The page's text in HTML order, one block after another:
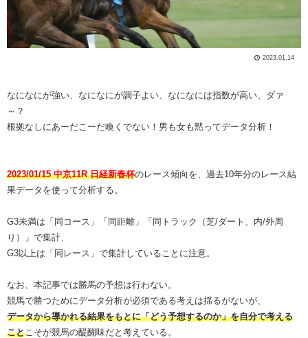
2023.01.14
なになにが強い、なになにが調子よい、なになには指数が高い、ダァ
～？
根拠なしにあーだこーだ喚くでない！男も女も黙ってデータ分析！
2023/01/15 中京11R 日経新春杯のレース傾向を、過去10年分のレース結
果データを使って分析する。
G3未満は「同コース」「同距離」「同トラック（芝/ダート、内/外周
り）」で集計、
G3以上は「同レース」で集計していることに注意。
なお、本記事では勝馬の予想は行わない。
競馬で勝つためにデータ分析が必須である考えは揺るがないが、
データから導かれる結果をもとに「どう予想するのか」を自分で考える
こと こそが競馬の醍醐味だと考えている。